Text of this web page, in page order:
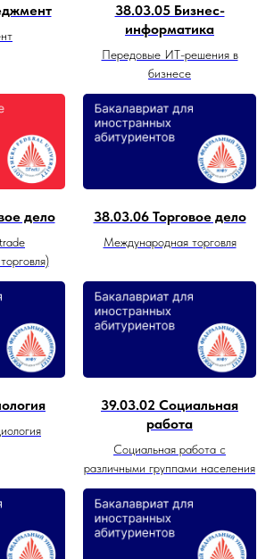
38.03.05 Бизнес-
информатика
Передовые ИТ-решения в
бизнесе
дело 38.03.06 Торговое дело
Международная торговля
39.03.02 Социальная
работа
Социальная работа с
различными группами населения